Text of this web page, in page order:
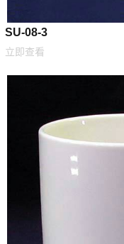
SU-08-3
立即查看